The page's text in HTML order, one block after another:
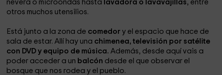
nevera o microondas hasta lavadora o lavavajillas, entre
otros muchos utensilios.
Está junto a la zona de comedory el espacio que hace de
sala de estar. Allí hay una chimenea, televisión por satélite
con DVD y equipo de música. Además, desde aquí vais a
poder acceder a un balcón desde el que observar el
bosque que nos rodea y el pueblo.